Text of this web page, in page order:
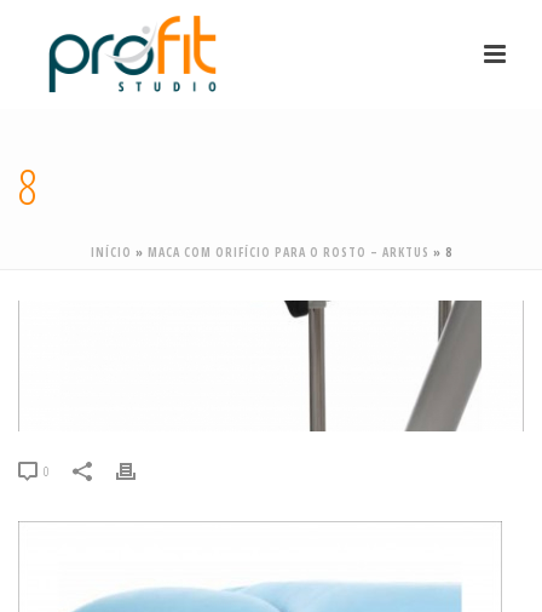
8
INÍCIO » MACA COM ORIFÍCIO PARA O ROSTO – ARKTUS » 8
0